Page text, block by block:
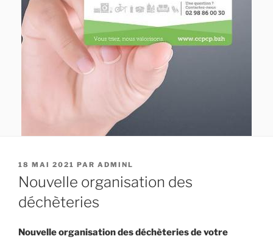
PUBLIÉ
LE
18 MAI 2021 PAR ADMINL
Nouvelle organisation des
déchèteries
Nouvelle organisation des déchèteries de votre